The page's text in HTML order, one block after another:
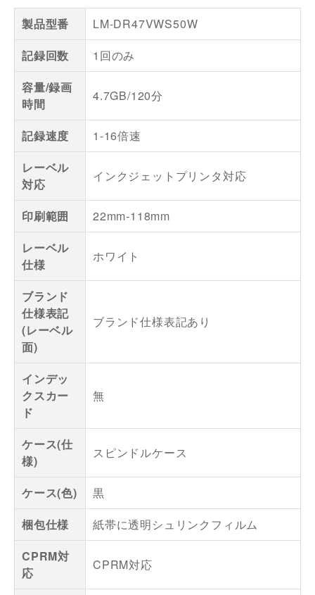
製品型番
LM-DR47VWS50W
記録回数
1回のみ
容量/録画
時間
4.7GB/120分
記録速度
1-16倍速
レーベル
対応
インクジェットプリンタ対応
印刷範囲
22mm-118mm
レーベル
仕様
ホワイト
ブランド
仕様表記
(レーベル
面)
ブランド仕様表記あり
インデッ
クスカー
ド
無
ケース(仕
様)
スピンドルケース
ケース(色)
黒
梱包仕様
紙帯に透明シュリンクフィルム
CPRM対
応
CPRM対応